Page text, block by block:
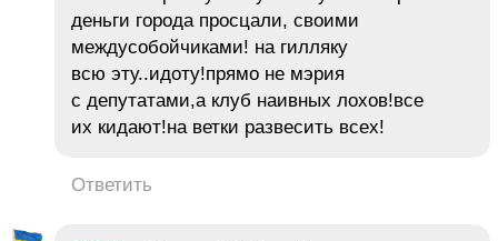
деньги города просцали, своими
междусобойчиками! на гилляку
всю эту..идоту!прямо не мэрия
с депутатами,а клуб наивных лохов!все
их кидают!на ветки развесить всех!
Ответить